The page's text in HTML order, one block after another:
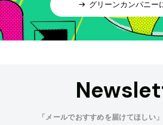
グリーンカンパニー
「メールでおすすめを届けてほしい